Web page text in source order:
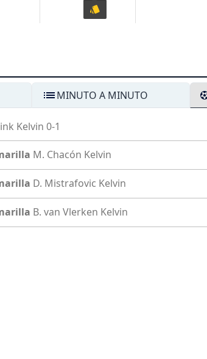
MINUTO A MINUTO
Kelvin 0-1
M. Chacón Kelvin
D. Mistrafovic Kelvin
B. van Vlerken Kelvin